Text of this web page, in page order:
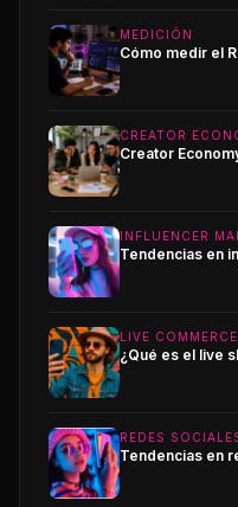
MEDICIÓN
Cómo medir el
CREATOR
Creator
INFLUENCER
Tendencias en
LIVE COMMERCE
¿Qué es el live
REDES
Tendencias en